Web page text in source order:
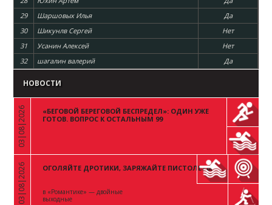
29
Шаршовых Илья
Да
30
Шикунлв Сергей
Нет
31
Усанин Алексей
Нет
32
шагалин валерий Да
НОВОСТИ
«
03|08|2026
«БЕГОВОЙ БЕРЕГОВОЙ БЕСПРЕДЕЛ»: ОДИН УЖЕ
ГОТОВ. ВОПРОС К ОСТАЛЬНЫМ 99
«
03|08|2026 ОГОЛЯЙТЕ ДРОТИКИ, ЗАРЯЖАЙТЕ ПИСТОЛЕТЫ
в «Романтике» — двойные
выходные